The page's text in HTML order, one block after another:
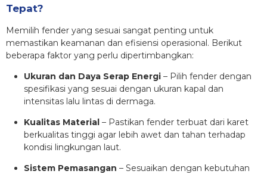
Tepat?
Memilih fender yang sesuai sangat penting untuk
memastikan keamanan dan efisiensi operasional. Berikut
beberapa faktor yang perlu dipertimbangkan:
Ukuran dan Daya Serap Energi – Pilih fender dengan
spesifikasi yang sesuai dengan ukuran kapal dan
intensitas lalu lintas di dermaga.
Kualitas Material – Pastikan fender terbuat dari karet
berkualitas tinggi agar lebih awet dan tahan terhadap
kondisi lingkungan laut.
Sistem Pemasangan – Sesuaikan dengan kebutuhan